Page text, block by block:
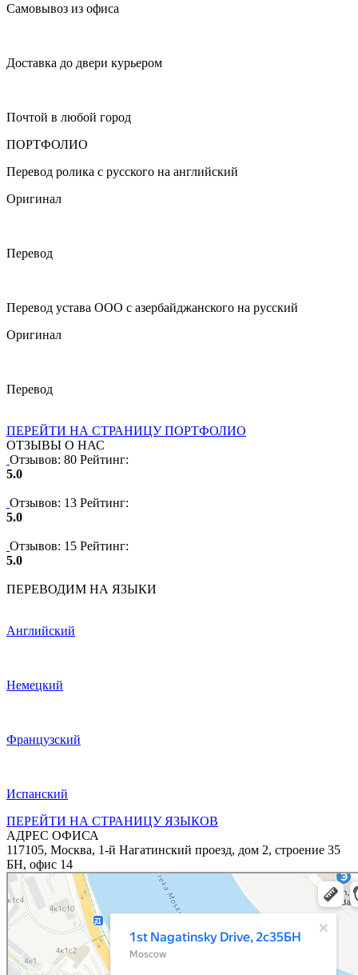
Самовывоз из офиса
Доставка до двери курьером
Почтой в любой город
ПОРТФОЛИО
Перевод ролика с русского на английский
Оригинал
Перевод
Перевод устава ООО с азербайджанского на русский
Оригинал
Перевод
ПЕРЕЙТИ НА СТРАНИЦУ ПОРТФОЛИО
ОТЗЫВЫ О НАС
Отзывов: 80 Рейтинг:
5.0
Отзывов: 13 Рейтинг:
5.0
Отзывов: 15 Рейтинг:
5.0
ПЕРЕВОДИМ НА ЯЗЫКИ
Английский
Немецкий
Французский
Испанский
ПЕРЕЙТИ НА СТРАНИЦУ ЯЗЫКОВ
АДРЕС ОФИСА
117105, Москва, 1-й Нагатинский проезд, дом 2, строение 35
БН, офис 14